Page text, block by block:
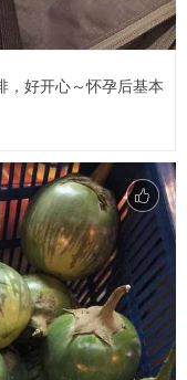
，好开心～怀孕后基本